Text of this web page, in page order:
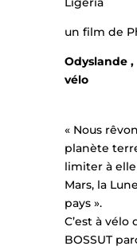
un film de
Odyslande ,
vélo
« Nous
planète
limiter à
Mars, la
pays ».
C’est à
BOSSUT